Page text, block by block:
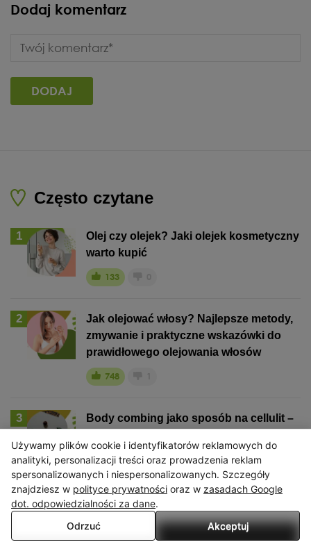
Dodaj komentarz
Często czytane
1
Olej czy olejek? Jaki olejek kosmetyczny
warto kupić
133
2
Jak olejować włosy? Najlepsze metody,
zmywanie i praktyczne wskazówki do
prawidłowego olejowania włosów
748
3
Body combing jako sposób na cellulit –
3 0
Popularne tematy
Serwis wykorzystuje pliki cookies. Korzystając ze strony
wyrażasz zgodę na wykorzystywanie plików cookies, w zakresie
odpowiadającym konfiguracji Twojej przeglądarki.
Przeczytaj więcej
Używamy plików cookie i identyfikatorów reklamowych do
analityki, personalizacji treści oraz prowadzenia reklam
spersonalizowanych i niespersonalizowanych. Szczegóły
znajdziesz w polityce prywatności oraz w zasadach Google
dot. odpowiedzialności za dane.
Odrzuć
Akceptuj